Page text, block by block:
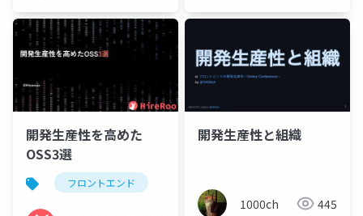
開発生産性を高めた
OSS3選
フロントエンド
開発生産性と組織
1000ch 445